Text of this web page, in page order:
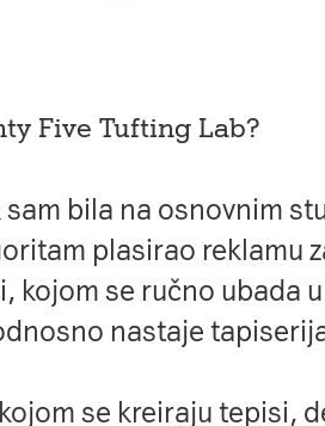
Five Tufting Lab?
bila na osnovnim
plasirao reklamu
kojom se ručno ubada
nastaje
se kreiraju tepisi,